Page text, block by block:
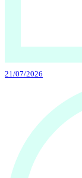
21/07/2026